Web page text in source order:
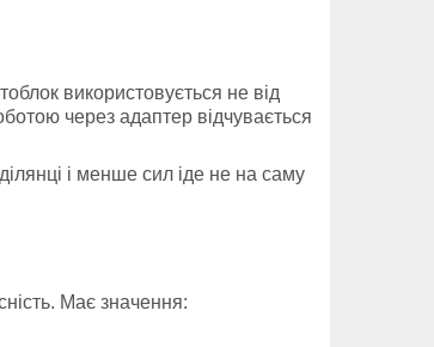
використовується не від
через адаптер відчувається
і менше сил іде не на саму
Має значення: